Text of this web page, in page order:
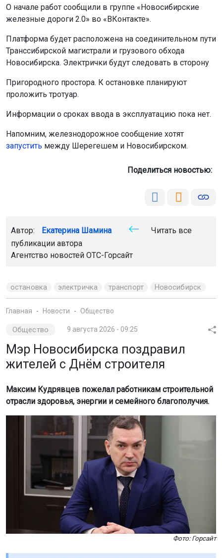
О начале работ сообщили в группе «Новосибирские
железные дороги 2.0» во «ВКонтакте».
Платформа будет расположена на соединительном пути
Транссибирской магистрали и грузового обхода
Новосибирска. Электрички будут следовать в сторону
Пригородного простора. К остановке планируют
проложить тротуар.
Информации о сроках ввода в эксплуатацию пока нет.
Напомним, железнодорожное сообщение хотят
запустить между Шерегешем и Новосибирском.
Поделиться новостью:
Автор: Екатерина Шамина
Читать все
публикации автора
Агентство новостей ОТС-Горсайт
остановка электричка транспорт Новосибирск
Главная Новости Общество
Общество 9 августа 2026 - 09:25
Мэр Новосибирска поздравил
жителей с Днём строителя
Максим Кудрявцев пожелал работникам строительной
отрасли здоровья, энергии и семейного благополучия.
Фото: Горсайт